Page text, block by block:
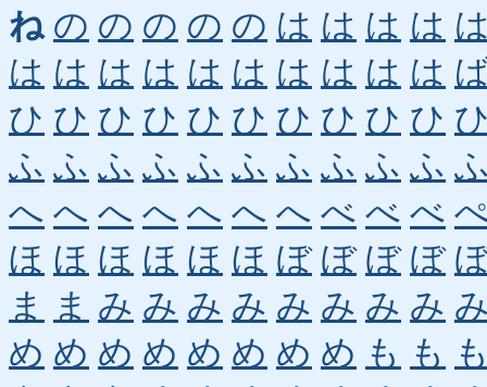
ね の の の の の は は は は
は は は は は は は は は は
ひ ひ ひ ひ ひ ひ ひ ひ ひ ひ
ふ ふ ふ ふ ふ ふ ふ ふ ふ ふ
へ へ へ へ へ へ へ べ べ べ
ほ ほ ほ ほ ほ ほ ぼ ぼ ぼ ぼ
ま
ま み み み み み み み み
め め め め め め め め も も